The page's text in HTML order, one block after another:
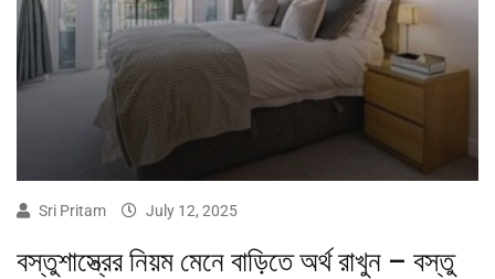
Sri Pritam July 12, 2025
বস্তুশাস্ত্রের নিয়ম মেনে বাড়িতে অর্থ রাখুন – বস্তু